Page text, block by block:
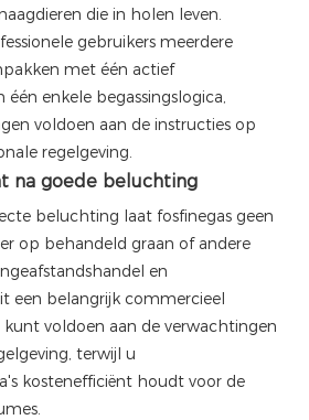
die in holen leven.
gebruikers meerdere
met één actief
enkele begassingslogica,
voldoen aan de instructies op
regelgeving.
na goede beluchting
beluchting laat fosfinegas geen
op behandeld graan of andere
en
een belangrijk commercieel
voldoen aan de verwachtingen
terwijl u
kostenefficiënt houdt voor de